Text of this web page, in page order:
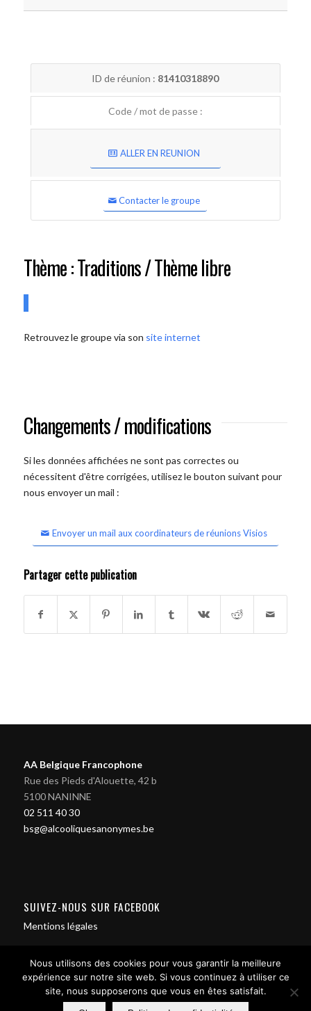
ID de réunion : 81410318890
Code / mot de passe :
ALLER EN REUNION
Contacter le groupe
Thème : Traditions / Thème libre
Retrouvez le groupe via son site internet
Changements / modifications
Si les données affichées ne sont pas correctes ou
nécessitent d'être corrigées, utilisez le bouton suivant pour
nous envoyer un mail :
Envoyer un mail aux coordinateurs de réunions Visios
Partager cette publication
AA Belgique Francophone
Rue des Pieds d'Alouette, 42 b
5100 NANINNE
02 511 40 30
bsg@alcooliquesanonymes.be
SUIVEZ-NOUS SUR FACEBOOK
Mentions légales
Nous utilisons des cookies pour vous garantir la meilleure
expérience sur notre site web. Si vous continuez à utiliser ce
site, nous supposerons que vous en êtes satisfait.
Contact us